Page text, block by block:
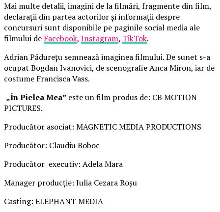
Mai multe detalii, imagini de la filmări, fragmente din film,
declarații din partea actorilor și informații despre
concursuri sunt disponibile pe paginile social media ale
filmului de Facebook, Instagram, TikTok.
Adrian Pădurețu semnează imaginea filmului. De sunet s-a
ocupat Bogdan Ivanovici, de scenografie Anca Miron, iar de
costume Francisca Vass.
„În Pielea Mea” este un film produs de: CB MOTION
PICTURES.
Producător asociat: MAGNETIC MEDIA PRODUCTIONS
Producător: Claudiu Boboc
Producător executiv: Adela Mara
Manager producție: Iulia Cezara Roșu
Casting: ELEPHANT MEDIA